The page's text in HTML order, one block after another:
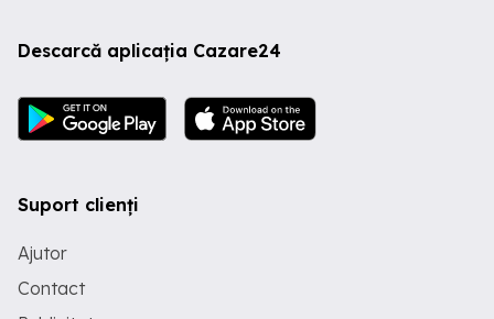
Descarcă aplicația Cazare24
Suport clienți
Ajutor
Contact